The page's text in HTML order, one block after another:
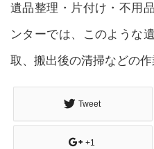
遺品整理・片付け・不用
ンターでは、このような
取、搬出後の清掃などの作
Tweet
+1